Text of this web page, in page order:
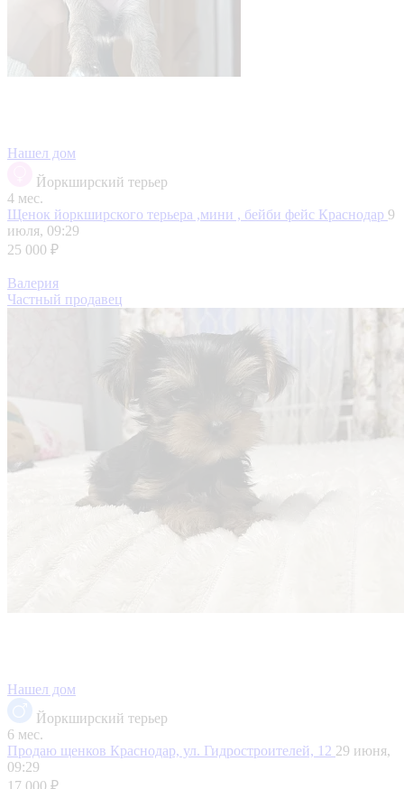
Нашел дом
Йоркширский терьер
4 мес.
Щенок йоркширского терьера ,мини , бейби фейс Краснодар 9
июля, 09:29
25 000 ₽
Валерия
Частный продавец
Нашел дом
Йоркширский терьер
6 мес.
Продаю щенков Краснодар, ул. Гидростроителей, 12 29 июня,
09:29
17 000 ₽